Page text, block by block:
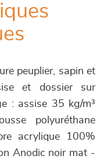
peuplier, sapin et
et dossier sur
: assise 35 kg/m³
polyuréthane
acrylique 100%
Anodic noir mat -